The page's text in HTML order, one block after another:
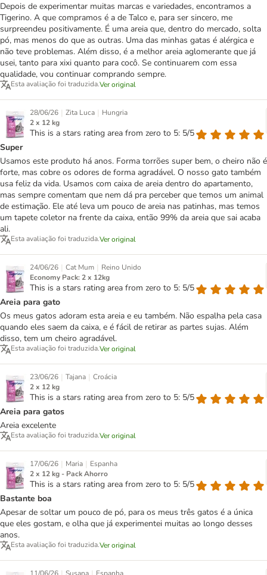
Depois de experimentar muitas marcas e variedades, encontramos a
Tigerino. A que compramos é a de Talco e, para ser sincero, me
surpreendeu positivamente. É uma areia que, dentro do mercado, solta
pó, mas menos do que as outras. Uma das minhas gatas é alérgica e
não teve problemas. Além disso, é a melhor areia aglomerante que já
usei, tanto para xixi quanto para cocô. Se continuarem com essa
qualidade, vou continuar comprando sempre.
Esta avaliação foi traduzida.Ver original
28/06/26 | Zita Luca | Hungria
2 x 12 kg
This is a stars rating area from zero to 5: 5/5
Super
Usamos este produto há anos. Forma torrões super bem, o cheiro não é
forte, mas cobre os odores de forma agradável. O nosso gato também
usa feliz da vida. Usamos com caixa de areia dentro do apartamento,
mas sempre comentam que nem dá pra perceber que temos um animal
de estimação. Ele até leva um pouco de areia nas patinhas, mas temos
um tapete coletor na frente da caixa, então 99% da areia que sai acaba
ali.
Esta avaliação foi traduzida.Ver original
24/06/26 | Cat Mum | Reino Unido
Economy Pack: 2 x 12kg
This is a stars rating area from zero to 5: 5/5
Areia para gato
Os meus gatos adoram esta areia e eu também. Não espalha pela casa
quando eles saem da caixa, e é fácil de retirar as partes sujas. Além
disso, tem um cheiro agradável.
Esta avaliação foi traduzida.Ver original
23/06/26 | Tajana | Croácia
2 x 12 kg
This is a stars rating area from zero to 5: 5/5
Areia para gatos
Areia excelente
Esta avaliação foi traduzida.Ver original
17/06/26 | Maria | Espanha
2 x 12 kg - Pack Ahorro
This is a stars rating area from zero to 5: 5/5
Bastante boa
Apesar de soltar um pouco de pó, para os meus três gatos é a única
que eles gostam, e olha que já experimentei muitas ao longo desses
anos.
Esta avaliação foi traduzida.Ver original